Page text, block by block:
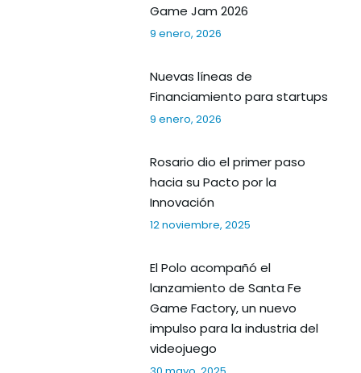
Game Jam 2026
9 enero, 2026
Nuevas líneas de
Financiamiento para startups
9 enero, 2026
Rosario dio el primer paso
hacia su Pacto por la
Innovación
12 noviembre, 2025
El Polo acompañó el
lanzamiento de Santa Fe
Game Factory, un nuevo
impulso para la industria del
videojuego